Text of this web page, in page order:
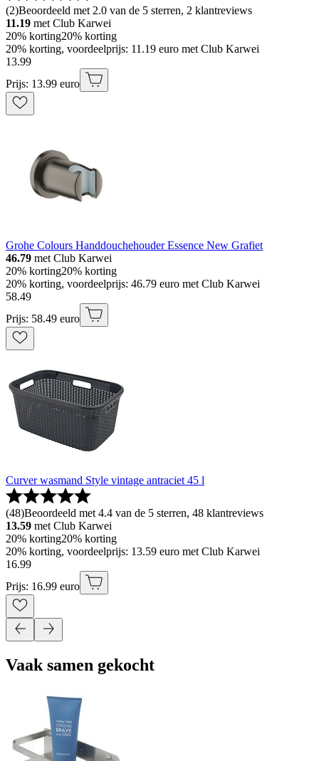
(2)Beoordeeld met 2.0 van de 5 sterren, 2 klantreviews
11.19 met Club Karwei
20% korting20% korting
20% korting, voordeelprijs: 11.19 euro met Club Karwei
13.99
Prijs: 13.99 euro
Grohe Colours Handdouchehouder Essence New Grafiet
46.79 met Club Karwei
20% korting20% korting
20% korting, voordeelprijs: 46.79 euro met Club Karwei
58.49
Prijs: 58.49 euro
Curver wasmand Style vintage antraciet 45 l
(48)Beoordeeld met 4.4 van de 5 sterren, 48 klantreviews
13.59 met Club Karwei
20% korting20% korting
20% korting, voordeelprijs: 13.59 euro met Club Karwei
16.99
Prijs: 16.99 euro
Vaak samen gekocht